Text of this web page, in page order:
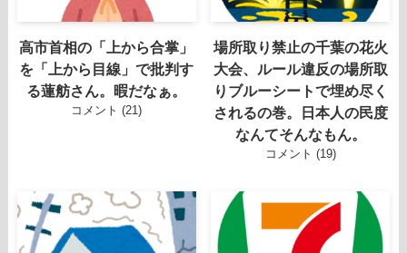
高市首相の「上から合掌」
を「上から目線」で批判す
る蓮舫さん。暇だなぁ。
コメント (21)
場所取り禁止の千葉の花火
大会、ルール違反の場所取
りブルーシートで埋め尽く
されるの巻。日本人の民度
なんてそんなもん。
コメント (19)